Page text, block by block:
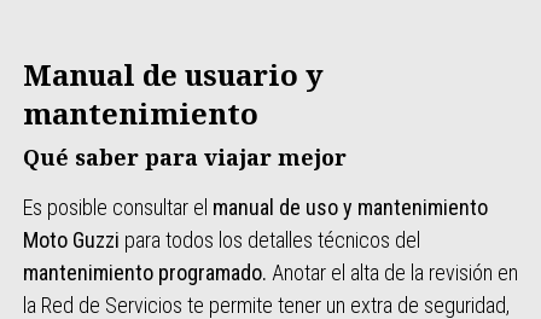
Manual de usuario y
mantenimiento
Qué saber para viajar mejor
Es posible consultar el manual de uso y mantenimiento
Moto Guzzi para todos los detalles técnicos del
mantenimiento programado. Anotar el alta de la revisión en
la Red de Servicios te permite tener un extra de seguridad,